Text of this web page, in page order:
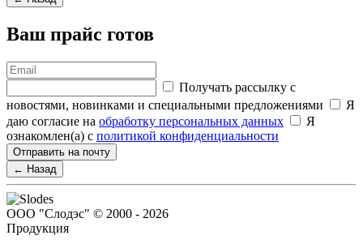
Ваш прайс готов
Получать рассылку с
новостями, новинками и специальными предложениями
Я
даю согласие на обработку персональных данных
Я
ознакомлен(а) с политикой конфиденциальности
Отправить на почту
← Назад
ООО "Слодэс" © 2000 - 2026
Продукция